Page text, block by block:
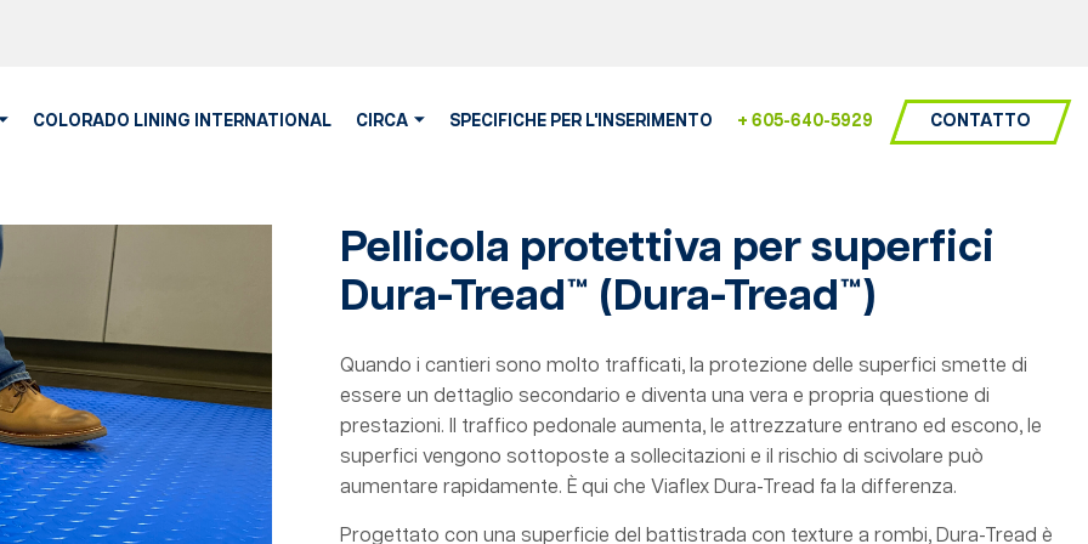
COLORADO LINING INTERNATIONAL CIRCA SPECIFICHE PER L'INSERIMENTO + 605-640-5929 CONTATTO
Pellicola protettiva per superfici
Dura-Tread™ ( Dura-Tread™)
Quando i cantieri sono molto trafficati, la protezione delle superfici smette di
essere un dettaglio secondario e diventa una vera e propria questione di
prestazioni. Il traffico pedonale aumenta, le attrezzature entrano ed escono, le
superfici vengono sottoposte a sollecitazioni e il rischio di scivolare può
aumentare rapidamente. È qui che Viaflex Dura-Tread fa la differenza.
Progettato con una superficie del battistrada con texture a rombi, Dura-Tread è